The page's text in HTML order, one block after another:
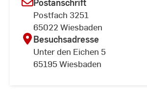
Postfach 3251
65022 Wiesbaden
Besuchsadresse
Unter den Eichen 5
65195 Wiesbaden